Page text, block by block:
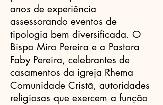
anos de experiência
assessorando eventos de
tipologia bem diversificada. O
Bispo Miro Pereira e a Pastora
Faby Pereira, celebrantes de
casamentos da igreja Rhema
Comunidade Cristã, autoridades
religiosas que exercem a função